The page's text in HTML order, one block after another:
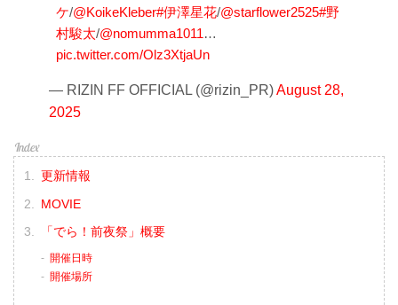
ケ/@KoikeKleber#伊澤星花/@starflower2525#野
村駿太/@nomumma1011…
pic.twitter.com/Olz3XtjaUn
— RIZIN FF OFFICIAL (@rizin_PR)August 28,
2025
更新情報
MOVIE
「でら！前夜祭」概要
開催日時
開催場所